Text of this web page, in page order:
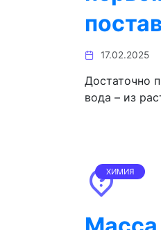
17.02.2025
Достаточно
вода – из
ХИМИЯ